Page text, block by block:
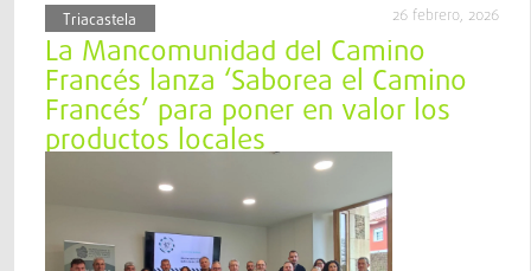
Triacastela 26 febrero, 2026
La Mancomunidad del Camino
Francés lanza ‘Saborea el Camino
Francés’ para poner en valor los
productos locales